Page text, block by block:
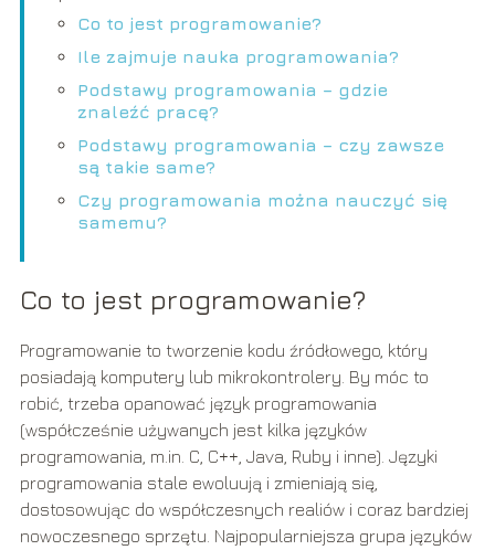
Co to jest programowanie?
Ile zajmuje nauka programowania?
Podstawy programowania – gdzie
znaleźć pracę?
Podstawy programowania – czy zawsze
są takie same?
Czy programowania można nauczyć się
samemu?
Co to jest programowanie?
Programowanie to tworzenie kodu źródłowego, który
posiadają komputery lub mikrokontrolery. By móc to
robić, trzeba opanować język programowania
(współcześnie używanych jest kilka języków
programowania, m.in. C, C++, Java, Ruby i inne). Języki
programowania stale ewoluują i zmieniają się,
dostosowując do współczesnych realiów i coraz bardziej
nowoczesnego sprzętu. Najpopularniejsza grupa języków